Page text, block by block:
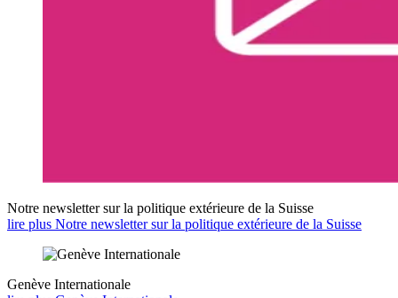
Notre newsletter sur la politique extérieure de la Suisse
lire plus Notre newsletter sur la politique extérieure de la Suisse
Genève Internationale